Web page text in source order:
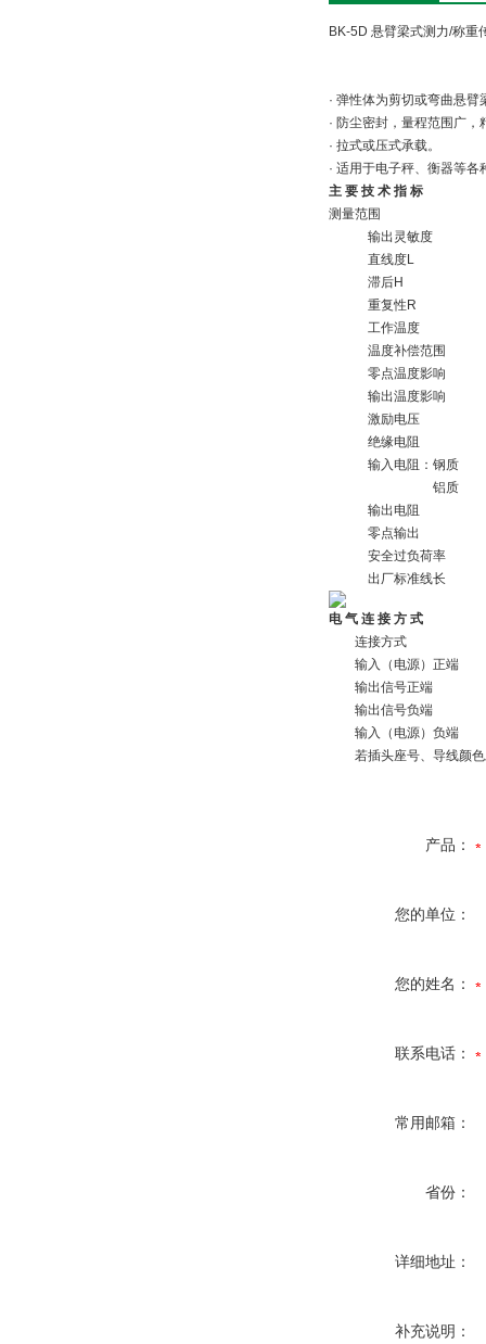
BK-5D 悬臂梁式测力/称重
· 弹性体为剪切或弯曲悬
· 防尘密封，量程范围广
· 拉式或压式承载。
· 适用于电子秤、衡器等
主 要 技 术 指 标
测量范围
输出灵敏度
直线度L
滞后H
重复性R
工作温度
温度补偿范围
零点温度影响
输出温度影响
激励电压
绝缘电阻
输入电阻：钢质
铝质
输出电阻
零点输出
安全过负荷率
出厂标准线长
电 气 连 接 方 式
连接方式
输入（电源）正端
输出信号正端
输出信号负端
输入（电源）负端
若插头座号、导线颜色
产品：
您的单位：
您的姓名：
联系电话：
常用邮箱：
省份：
详细地址：
补充说明：